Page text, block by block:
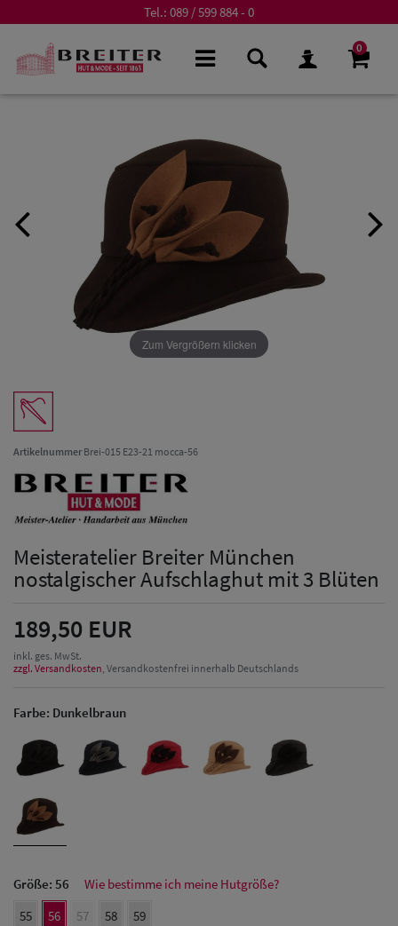
Tel.: 089 / 599 884 - 0
0
Herren Caps
Herren UV-
Zum Vergrößern klicken
ArtikelnummerBrei-015 E23-21 mocca-56
Meisteratelier Breiter München
nostalgischer Aufschlaghut mit 3 Blüten
189,50 EUR
inkl. ges. MwSt.
zzgl. Versandkosten , Versandkostenfrei innerhalb Deutschlands
Farbe: Dunkelbraun
Größe: 56
Wie bestimme ich meine Hutgröße?
55
56 57 58 59